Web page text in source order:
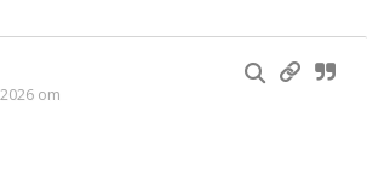
om